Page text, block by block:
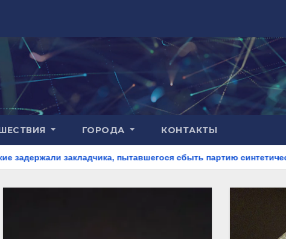
ГОРОДА КОНТАКТЫ
пытавшегося сбыть партию синтетического наркотика